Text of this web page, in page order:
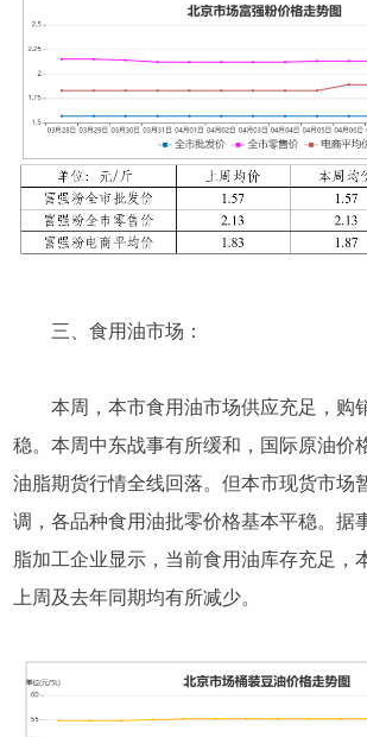
三、食用油市场：
本周，本市食用油市场供应充足，购
稳。本周中东战事有所缓和，国际原油价
油脂期货行情全线回落。但本市现货市场
调，各品种食用油批零价格基本平稳。据
脂加工企业显示，当前食用油库存充足，
上周及去年同期均有所减少。